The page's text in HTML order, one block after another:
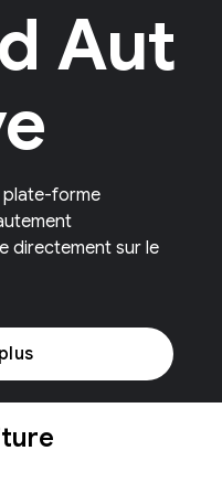
Aut
plate-forme
directement sur le